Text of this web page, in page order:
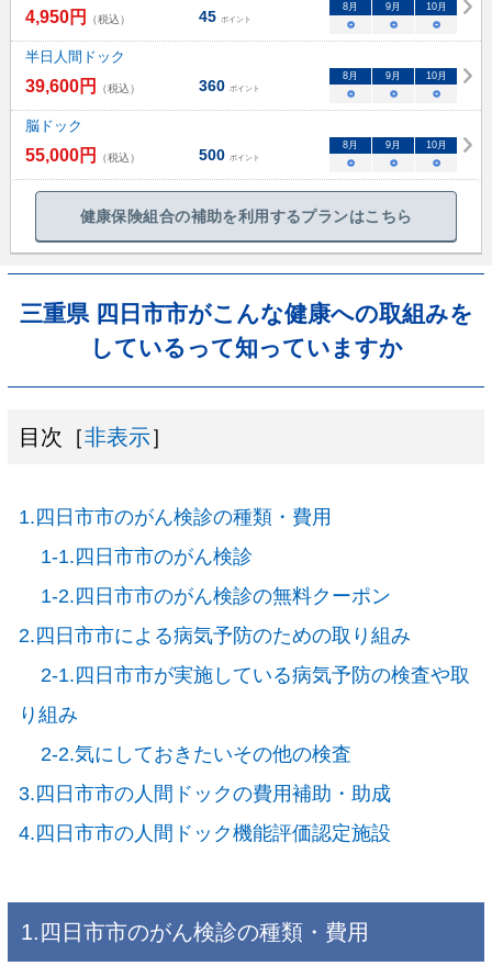
4,950円 （税込） 45 ポイント
8月 9月 10月
○ ○ ○
半日人間ドック
39,600円 （税込） 360 ポイント
8月 9月 10月
○ ○ ○
脳ドック
55,000円 （税込） 500 ポイント
8月 9月 10月
○ ○ ○
健康保険組合の補助を利用するプランはこちら
三重県 四日市市がこんな健康への取組みを
しているって知っていますか
目次［非表示］
1.四日市市のがん検診の種類・費用
1-1.四日市市のがん検診
1-2.四日市市のがん検診の無料クーポン
2.四日市市による病気予防のための取り組み
2-1.四日市市が実施している病気予防の検査や取
り組み
2-2.気にしておきたいその他の検査
3.四日市市の人間ドックの費用補助・助成
4.四日市市の人間ドック機能評価認定施設
1.四日市市のがん検診の種類・費用